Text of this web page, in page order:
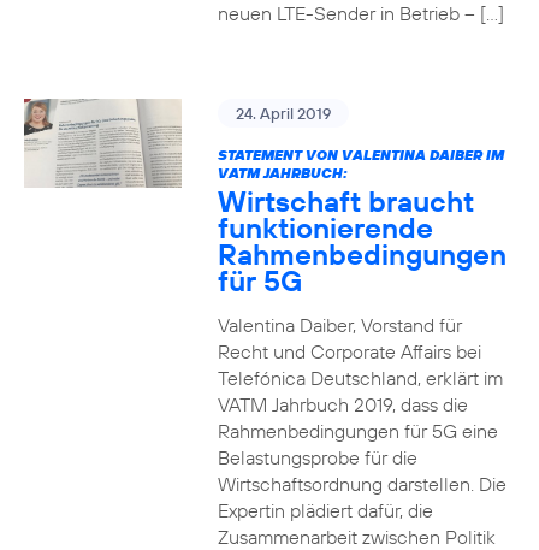
neuen LTE-Sender in Betrieb – […]
24. April 2019
STATEMENT VON VALENTINA DAIBER IM
VATM JAHRBUCH:
Wirtschaft braucht
funktionierende
Rahmenbedingungen
für 5G
Valentina Daiber, Vorstand für
Recht und Corporate Affairs bei
Telefónica Deutschland, erklärt im
VATM Jahrbuch 2019, dass die
Rahmenbedingungen für 5G eine
Belastungsprobe für die
Wirtschaftsordnung darstellen. Die
Expertin plädiert dafür, die
Zusammenarbeit zwischen Politik